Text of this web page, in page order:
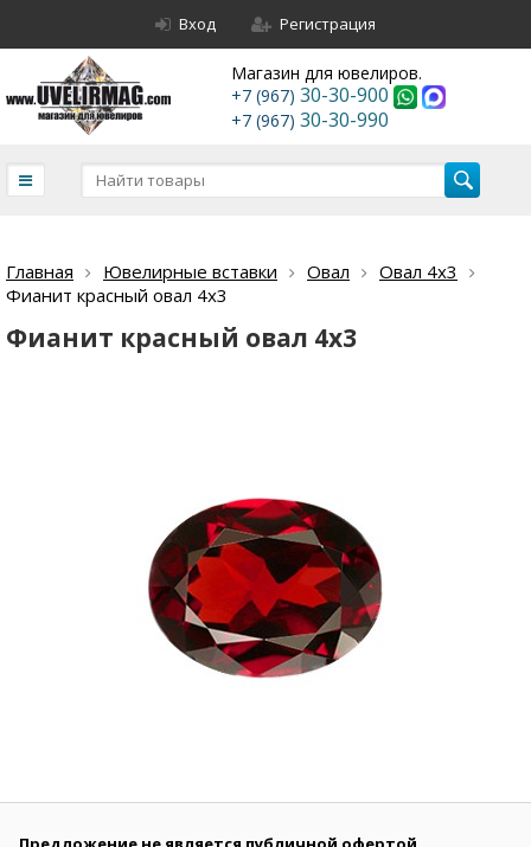
Вход Регистрация
Магазин для ювелиров.
+7 (967) 30-30-900
+7 (967) 30-30-990
Главная Ювелирные вставки Овал
Овал 4х3
Фианит красный овал 4х3
Фианит красный овал 4х3